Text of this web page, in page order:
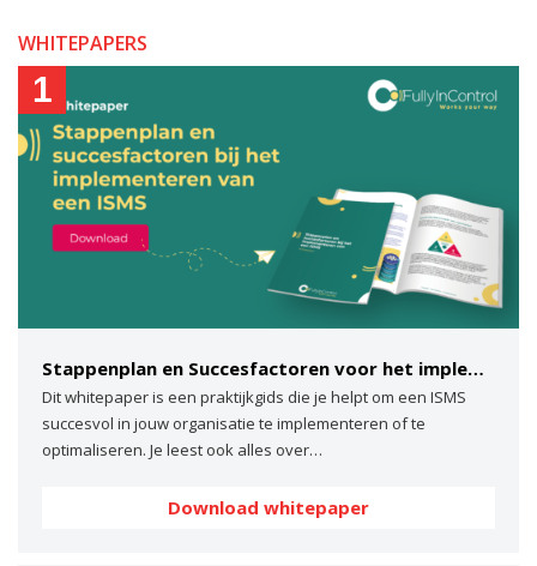
WHITEPAPERS
1
Stappenplan en Succesfactoren voor het implementeren van een ISMS
Dit whitepaper is een praktijkgids die je helpt om een ISMS
succesvol in jouw organisatie te implementeren of te
optimaliseren. Je leest ook alles over…
Download whitepaper